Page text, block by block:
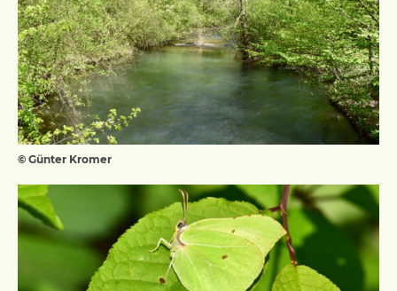
© Günter Kromer